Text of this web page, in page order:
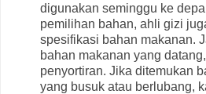
digunakan seminggu ke
pemilihan bahan, ahli gizi
spesifikasi bahan makanan.
bahan makanan yang
penyortiran. Jika ditemukan
yang busuk atau berlubang,